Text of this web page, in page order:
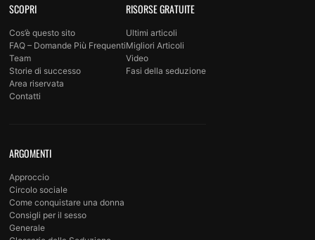
SCOPRI
Cos’è questo sito
FAQ – Domande Più Frequenti
Team
Storie di successo
Area riservata
Contatti
RISORSE GRATUITE
Ultimi articoli
Migliori Articoli
Video
Fasi della seduzione
ARGOMENTI
Approccio
Circolo sociale
Come conquistare una donna
Consigli per il sesso
Generale